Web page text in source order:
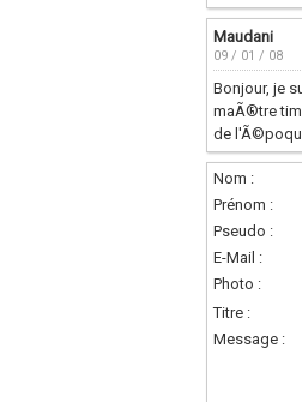
Maudani
09 / 01 / 08
Bonjour, je
maÃ®tre
de
Nom :
Prénom :
Pseudo :
E-Mail :
Photo :
Titre :
Message :